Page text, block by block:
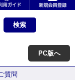
PC版へ
質問